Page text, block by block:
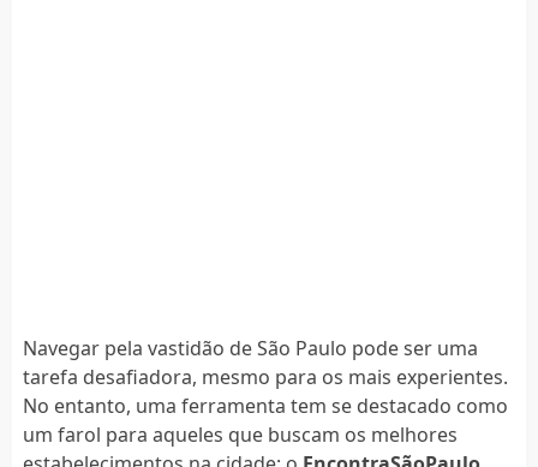
Navegar pela vastidão de São Paulo pode ser uma
tarefa desafiadora, mesmo para os mais experientes.
No entanto, uma ferramenta tem se destacado como
um farol para aqueles que buscam os melhores